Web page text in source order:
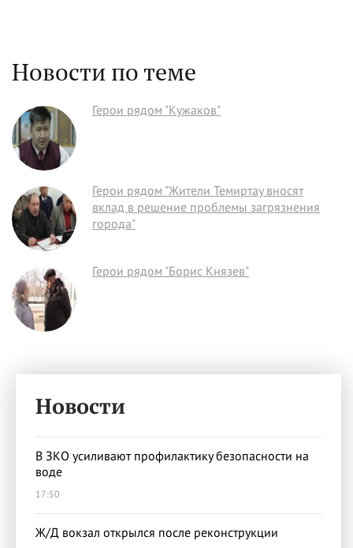
Новости по теме
Герои рядом "Кужаков"
Герои рядом "Жители Темиртау вносят
вклад в решение проблемы загрязнения
города"
Герои рядом "Борис Князев"
Новости
В ЗКО усиливают профилактику безопасности на
воде
17:50
Ж/Д вокзал открылся после реконструкции